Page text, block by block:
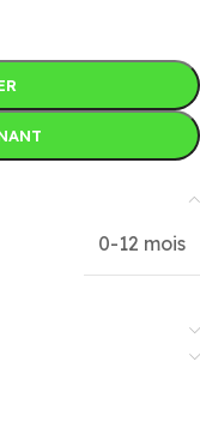
0-12 mois